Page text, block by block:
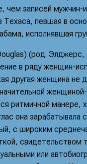
чем записей мужчин-
Техаса, певшая в
исполнявшая
(род.
в ряду женщин-
другая женщина не
ритмичной манере,
она зарабатывала
с широким
или